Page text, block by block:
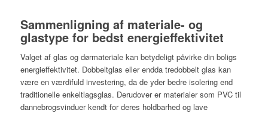
Sammenligning af materiale- og
glastype for bedst energieffektivitet
Valget af glas og dørmateriale kan betydeligt påvirke din boligs
energieffektivitet. Dobbeltglas eller endda tredobbelt glas kan
være en værdifuld investering, da de yder bedre isolering end
traditionelle enkeltlagsglas. Derudover er materialer som PVC til
dannebrogsvinduer kendt for deres holdbarhed og lave